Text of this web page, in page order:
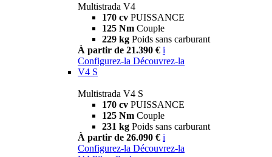
Multistrada V4
170 cv PUISSANCE
125 Nm Couple
229 kg Poids sans carburant
À partir de 21.390 € i
Configurez-la Découvrez-la
V4 S
Multistrada V4 S
170 cv PUISSANCE
125 Nm Couple
231 kg Poids sans carburant
À partir de 26.090 € i
Configurez-la Découvrez-la